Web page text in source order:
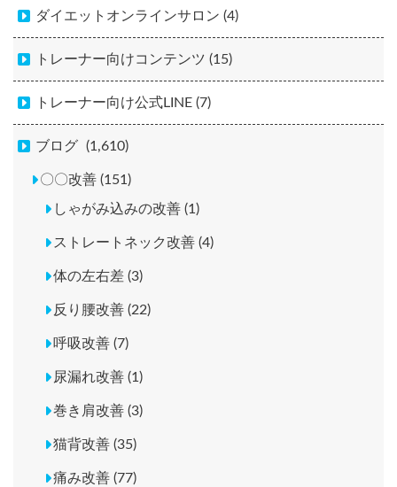
ダイエットオンラインサロン (4)
トレーナー向けコンテンツ (15)
トレーナー向け公式LINE (7)
ブログ (1,610)
〇〇改善 (151)
しゃがみ込みの改善 (1)
ストレートネック改善 (4)
体の左右差 (3)
反り腰改善 (22)
呼吸改善 (7)
尿漏れ改善 (1)
巻き肩改善 (3)
猫背改善 (35)
痛み改善 (77)